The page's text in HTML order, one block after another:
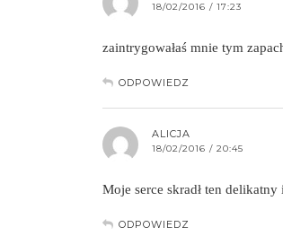
18/02/2016 / 17:23
zaintrygowałaś mnie tym
ODPOWIEDZ
ALICJA
18/02/2016 / 20:45
Moje serce skradł ten
ODPOWIEDZ